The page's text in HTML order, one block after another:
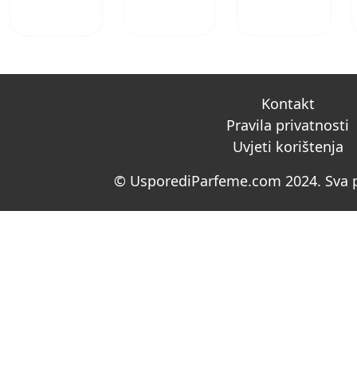
Kontakt
Pravila privatnosti
Uvjeti korištenja
© UsporediParfeme.com 2024. Sva